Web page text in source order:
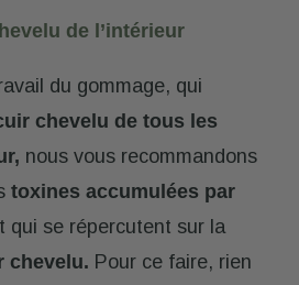
de l’intérieur
du gommage, qui
chevelu de tous les
nous vous recommandons
toxines accumulées par
qui se répercutent sur la
chevelu. Pour ce faire, rien